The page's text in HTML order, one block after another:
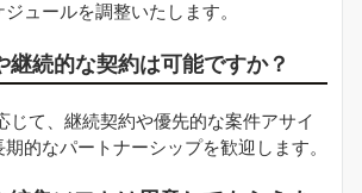
ュールを調整いたします。
継続的な契約は可能ですか？
じて、継続契約や優先的な案件アサイ
的なパートナーシップを歓迎します。